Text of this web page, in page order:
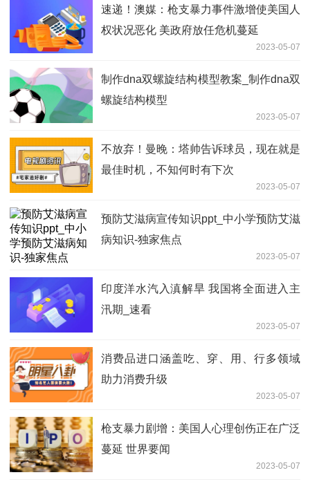
速递！澳媒：枪支暴力事件激增使美国人
权状况恶化 美政府放任危机蔓延
2023-05-07
制作dna双螺旋结构模型教案_制作dna双
螺旋结构模型
2023-05-07
不放弃！曼晚：塔帅告诉球员，现在就是
最佳时机，不知何时有下次
2023-05-07
预防艾滋病宣传知识ppt_中小学预防艾滋
病知识-独家焦点
2023-05-07
印度洋水汽入滇解旱 我国将全面进入主
汛期_速看
2023-05-07
消费品进口涵盖吃、穿、用、行多领域
助力消费升级
2023-05-07
枪支暴力剧增：美国人心理创伤正在广泛
蔓延 世界要闻
2023-05-07